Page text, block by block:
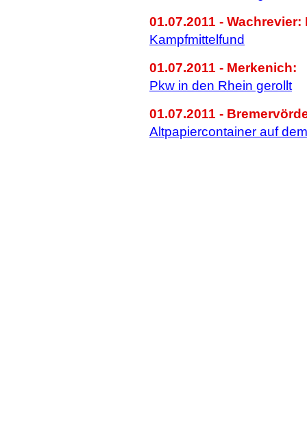
01.07.2011 - Wachrevier:
Kampfmittelfund
01.07.2011 - Merkenich:
Pkw in den Rhein gerollt
01.07.2011 -
Altpapiercontainer auf